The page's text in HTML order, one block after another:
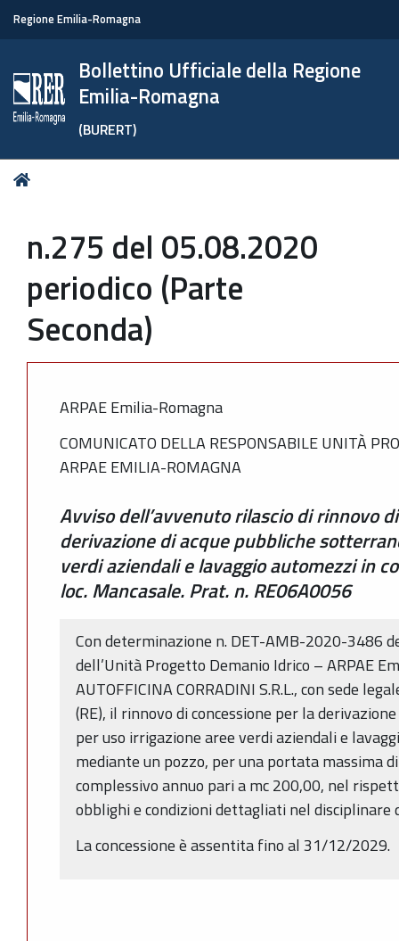
Regione Emilia-Romagna
Bollettino Ufficiale della Regione
Emilia-Romagna
(BURERT)
Tu
n.275 del 05.08.2020
periodico (Parte
Seconda)
ARPAE Emilia-Romagna
COMUNICATO DELLA RESPONSABILE UNITÀ
ARPAE EMILIA-ROMAGNA
Avviso dell’avvenuto rilascio di rinnovo
derivazione di acque pubbliche
verdi aziendali e lavaggio automezzi in
loc. Mancasale. Prat. n. RE06A0056
Con determinazione n. DET-AMB-2020-3486
dell’Unità Progetto Demanio Idrico – ARPAE
AUTOFFICINA CORRADINI S.R.L., con sede
(RE), il rinnovo di concessione per la
per uso irrigazione aree verdi aziendali e
mediante un pozzo, per una portata massima
complessivo annuo pari a mc 200,00, nel
obblighi e condizioni dettagliati nel disciplinare
La concessione è assentita fino al 31/12/2029.